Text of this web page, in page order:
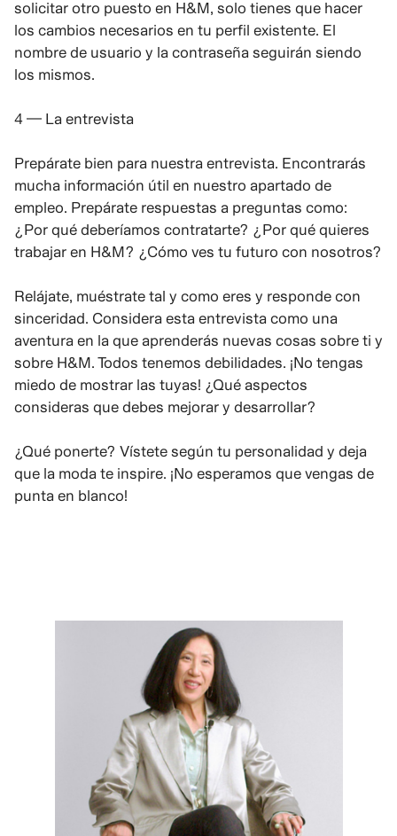
solicitar otro puesto en H&M, solo tienes que hacer
los cambios necesarios en tu perfil existente. El
nombre de usuario y la contraseña seguirán siendo
los mismos.
4 — La entrevista
Prepárate bien para nuestra entrevista. Encontrarás
mucha información útil en nuestro apartado de
empleo. Prepárate respuestas a preguntas como:
¿Por qué deberíamos contratarte? ¿Por qué quieres
trabajar en H&M? ¿Cómo ves tu futuro con nosotros?
Relájate, muéstrate tal y como eres y responde con
sinceridad. Considera esta entrevista como una
aventura en la que aprenderás nuevas cosas sobre ti y
sobre H&M. Todos tenemos debilidades. ¡No tengas
miedo de mostrar las tuyas! ¿Qué aspectos
consideras que debes mejorar y desarrollar?
¿Qué ponerte? Vístete según tu personalidad y deja
que la moda te inspire. ¡No esperamos que vengas de
punta en blanco!